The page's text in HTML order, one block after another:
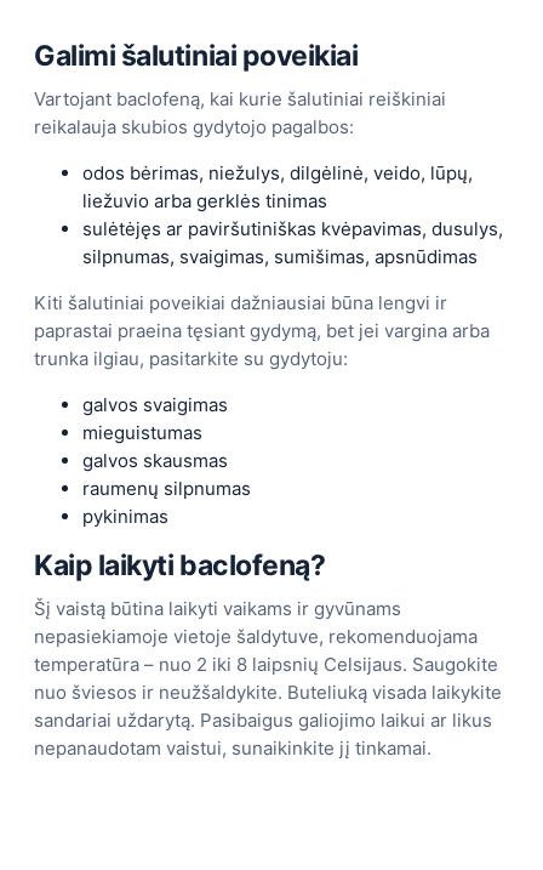
Galimi šalutiniai poveikiai
Vartojant baclofeną, kai kurie šalutiniai reiškiniai
reikalauja skubios gydytojo pagalbos:
odos bėrimas, niežulys, dilgėlinė, veido, lūpų,
liežuvio arba gerklės tinimas
sulėtėjęs ar paviršutiniškas kvėpavimas, dusulys,
silpnumas, svaigimas, sumišimas, apsnūdimas
Kiti šalutiniai poveikiai dažniausiai būna lengvi ir
paprastai praeina tęsiant gydymą, bet jei vargina arba
trunka ilgiau, pasitarkite su gydytoju:
galvos svaigimas
mieguistumas
galvos skausmas
raumenų silpnumas
pykinimas
Kaip laikyti baclofeną?
Šį vaistą būtina laikyti vaikams ir gyvūnams
nepasiekiamoje vietoje šaldytuve, rekomenduojama
temperatūra – nuo 2 iki 8 laipsnių Celsijaus. Saugokite
nuo šviesos ir neužšaldykite. Buteliuką visada laikykite
sandariai uždarytą. Pasibaigus galiojimo laikui ar likus
nepanaudotam vaistui, sunaikinkite jį tinkamai.